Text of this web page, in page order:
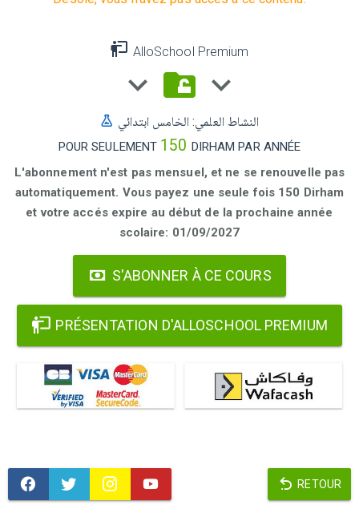
AlloSchool Premium
النشاط العلمي: الخامس ابتدائي
POUR SEULEMENT 150 DIRHAM PAR ANNÉE
L'abonnement n'est pas mensuel, et ne se renouvelle pas
automatiquement. Vous payez une seule fois 150 Dirham
et votre accés expire au début de la prochaine année
scolaire: 01/09/2027
S'ABONNER À CE COURS
PRÉSENTATION D'ALLOSCHOOL PREMIUM
RETOUR